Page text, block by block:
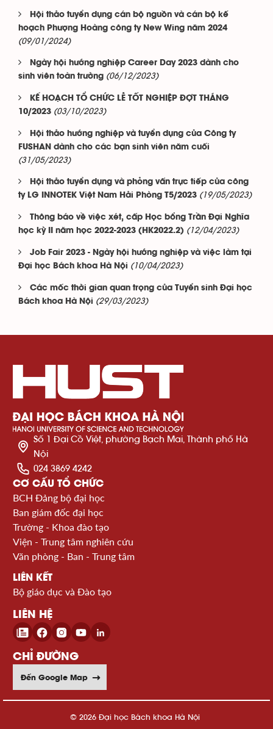
Hội thảo tuyển dụng cán bộ nguồn và cán bộ kế
hoạch Phượng Hoàng công ty New Wing năm 2024
(09/01/2024)
Ngày hội hướng nghiệp Career Day 2023 dành cho
sinh viên toàn trường (06/12/2023)
KẾ HOẠCH TỔ CHỨC LỄ TỐT NGHIỆP ĐỢT THÁNG
10/2023 (03/10/2023)
Hội thảo hướng nghiệp và tuyển dụng của Công ty
FUSHAN dành cho các bạn sinh viên năm cuối
(31/05/2023)
Hội thảo tuyển dụng và phỏng vấn trực tiếp của công
ty LG INNOTEK Việt Nam Hải Phòng T5/2023 (19/05/2023)
Thông báo về việc xét, cấp Học bổng Trần Đại Nghĩa
học kỳ II năm học 2022-2023 (HK2022.2) (12/04/2023)
Job Fair 2023 - Ngày hội hướng nghiệp và việc làm tại
Đại học Bách khoa Hà Nội (10/04/2023)
Các mốc thời gian quan trọng của Tuyển sinh Đại học
Bách khoa Hà Nội (29/03/2023)
Số 1 Đại Cồ Việt, phường Bạch Mai, Thành phố Hà
Nội
024 3869 4242
CƠ CẤU TỔ CHỨC
BCH Đảng bộ đại học
Ban giám đốc đại học
Trường - Khoa đào tạo
Viện - Trung tâm nghiên cứu
Văn phòng - Ban - Trung tâm
LIÊN KẾT
Bộ giáo dục và Đào tạo
LIÊN HỆ
CHỈ ĐƯỜNG
Đến Google Map
© 2026 Đại học Bách khoa Hà Nội